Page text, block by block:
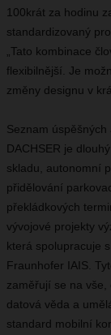
100krát za hodinu
standardizovaný
„Tato kombinace
flexibilnější. Je
změny designu v
Seznam
DACHSER je
skladu, autonomní
přidělování
překládkových
vývojové projekty
která spolupracuje
Fraunhofer IAIS.
zaměřují se na
datová věda a
standard mobilní